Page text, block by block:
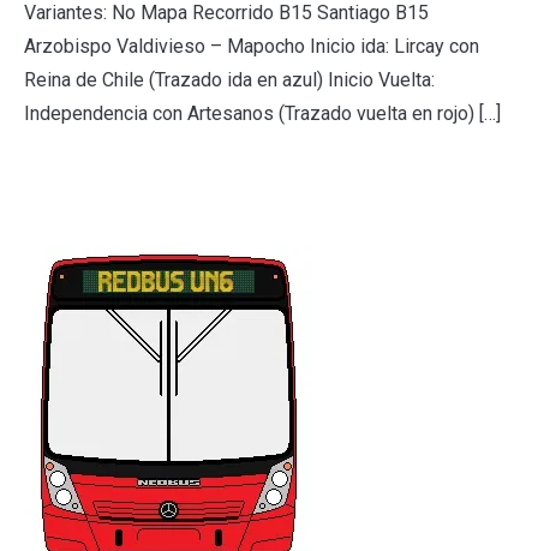
Variantes: No Mapa Recorrido B15 Santiago B15
Arzobispo Valdivieso – Mapocho Inicio ida: Lircay con
Reina de Chile (Trazado ida en azul) Inicio Vuelta:
Independencia con Artesanos (Trazado vuelta en rojo) […]